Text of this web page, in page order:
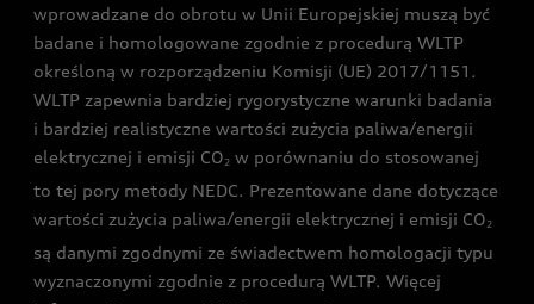
wprowadzane do obrotu w Unii Europejskiej muszą być
badane i homologowane zgodnie z procedurą WLTP
określoną w rozporządzeniu Komisji (UE) 2017/1151.
WLTP zapewnia bardziej rygorystyczne warunki badania
i bardziej realistyczne wartości zużycia paliwa/energii
elektrycznej i emisji CO2 w porównaniu do stosowanej
to tej pory metody NEDC. Prezentowane dane dotyczące
wartości zużycia paliwa/energii elektrycznej i emisji CO2
są danymi zgodnymi ze świadectwem homologacji typu
wyznaczonymi zgodnie z procedurą WLTP. Więcej